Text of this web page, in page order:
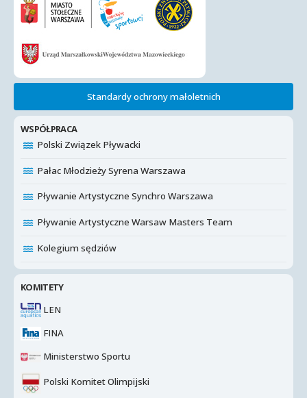
Standardy ochrony małoletnich
WSPÓŁPRACA
Polski Związek Pływacki
Pałac Młodzieży Syrena Warszawa
Pływanie Artystyczne Synchro Warszawa
Pływanie Artystyczne Warsaw Masters Team
Kolegium sędziów
KOMITETY
LEN
FINA
Ministerstwo Sportu
Polski Komitet Olimpijski